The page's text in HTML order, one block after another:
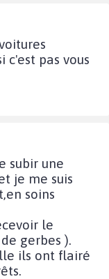
c'est pas vous
subir une
je me suis
soins
le
gerbes ).
ils ont flairé